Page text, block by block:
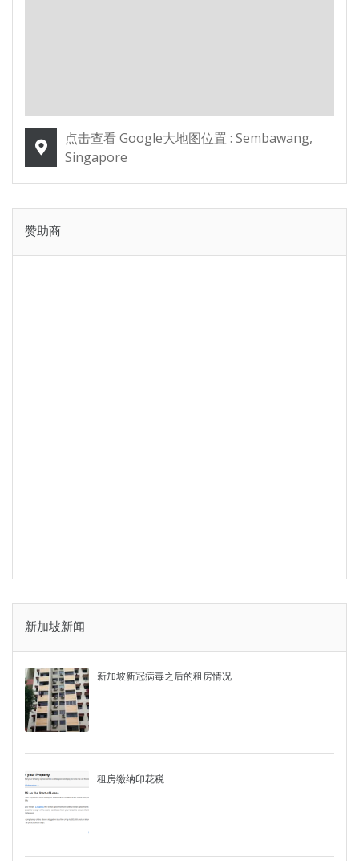
点击查看 Google大地图位置 : Sembawang,
Singapore
赞助商
新加坡新闻
新加坡新冠病毒之后的租房情况
租房缴纳印花税